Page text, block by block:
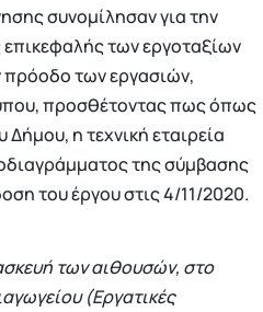
συνομίλησαν για την
των εργοταξίων
πρόοδο των εργασιών,
προσθέτοντας πως όπως
Δήμου, η τεχνική εταιρεία
της σύμβασης
του έργου στις 4/11/2020.
των αιθουσών, στο
(Εργατικές